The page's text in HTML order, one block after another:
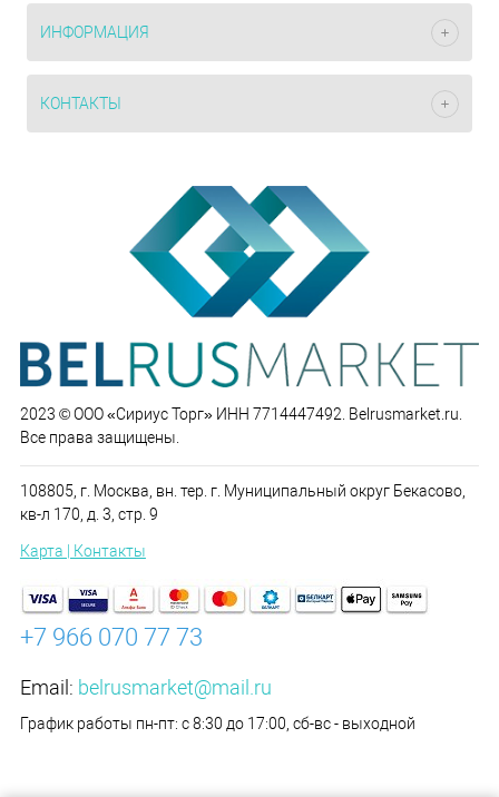
ИНФОРМАЦИЯ
КОНТАКТЫ
2023 © ООО «Сириус Торг» ИНН 7714447492. Belrusmarket.ru.
Все права защищены.
108805, г. Москва, вн. тер. г. Муниципальный округ Бекасово,
кв-л 170, д. 3, стр. 9
Карта | Контакты
+7 966 070 77 73
Email: belrusmarket@mail.ru
График работы пн-пт: с 8:30 до 17:00, сб-вс - выходной